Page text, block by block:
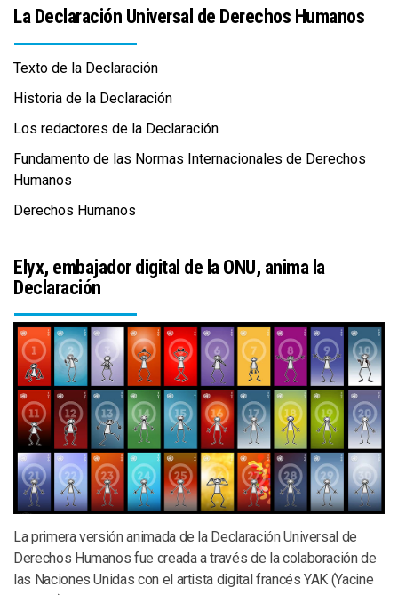
La Declaración Universal de Derechos Humanos
Texto de la Declaración
Historia de la Declaración
Los redactores de la Declaración
Fundamento de las Normas Internacionales de Derechos
Humanos
Derechos Humanos
Elyx, embajador digital de la ONU, anima la
Declaración
La primera versión animada de la Declaración Universal de
Derechos Humanos fue creada a través de la colaboración de
las Naciones Unidas con el artista digital francés YAK (Yacine